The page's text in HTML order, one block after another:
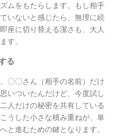
ムをもたらします。もし相手
いないと感じたら、無理に続
座に切り替える潔さも、大人
す。
る
〇〇さん（相手の名前）だけ
いついたんだけど、今度試し
人だけの秘密を共有している
うした小さな積み重ねが、単
と進むための鍵となります。